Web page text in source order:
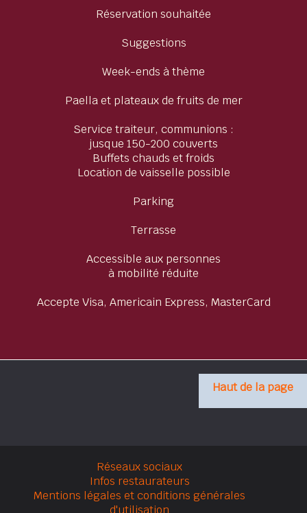
Réservation souhaitée
Suggestions
Week-ends à thème
Paella et plateaux de fruits de mer
Service traiteur, communions :
jusque 150-200 couverts
Buffets chauds et froids
Location de vaisselle possible
Parking
Terrasse
Accessible aux personnes
à mobilité réduite
Accepte Visa, Americain Express, MasterCard
Haut de la page
Réseaux sociaux
Infos restaurateurs
Mentions légales et conditions générales
d'utilisation